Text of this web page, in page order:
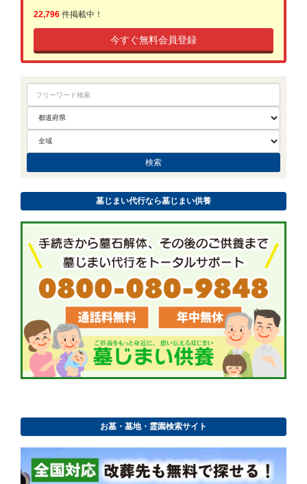
22,796 件掲載中！
今すぐ無料会員登録
墓じまい代行なら墓じまい供養
お墓・墓地・霊園検索サイト